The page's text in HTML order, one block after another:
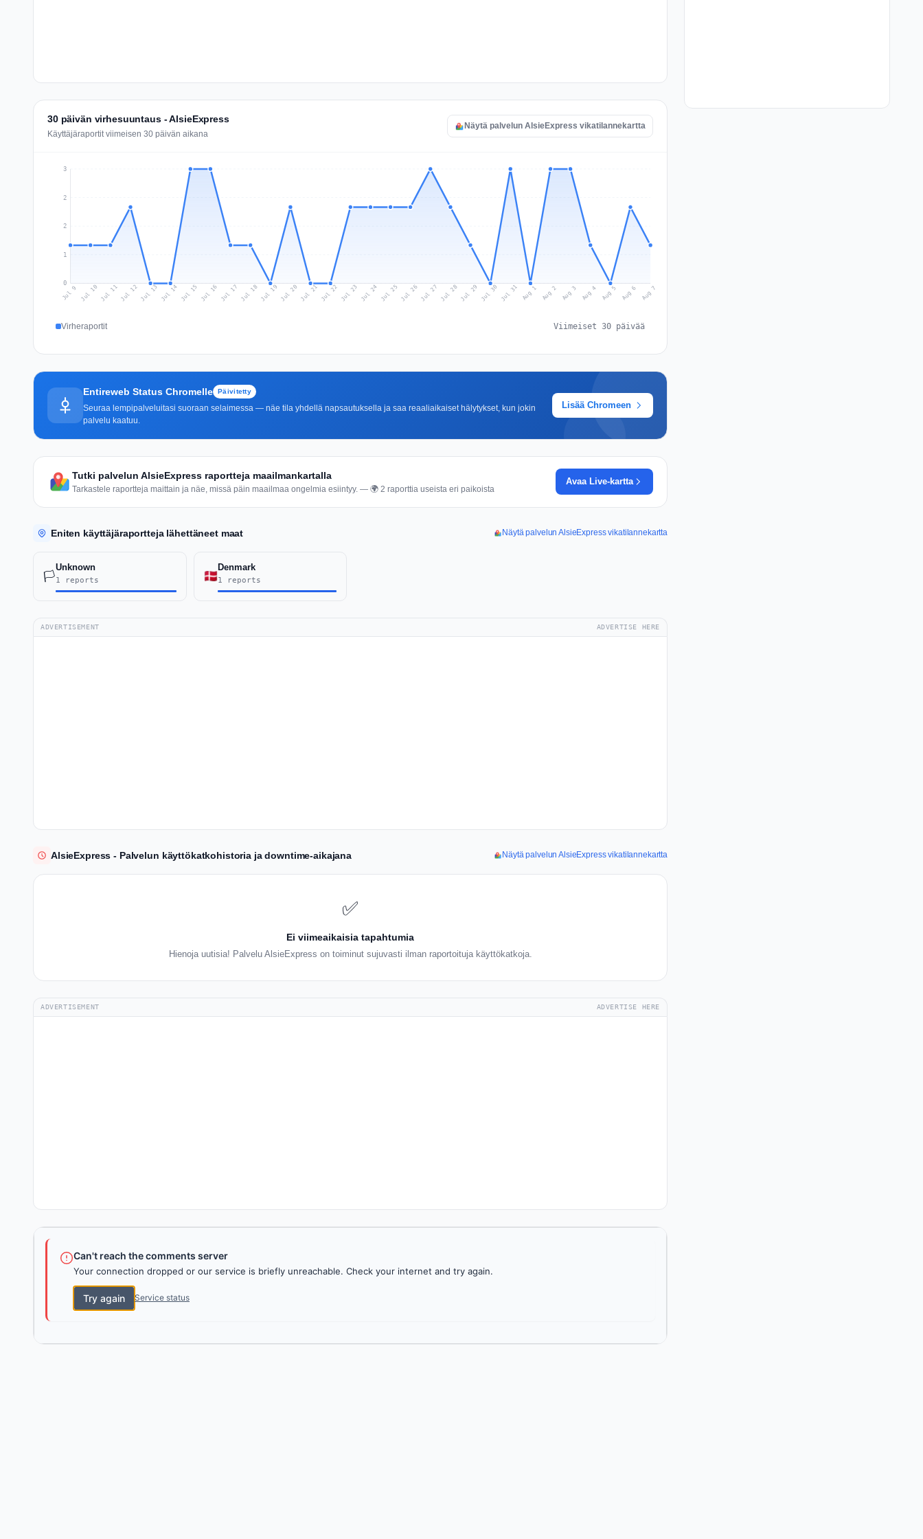
30 päivän virhesuuntaus - AlsieExpress
Käyttäjäraportit viimeisen 30 päivän aikana
Näytä palvelun AlsieExpress vikatilannekartta
0
1
2
2
3
Jul 9 Jul 10 Jul 11Jul 12Jul 13 Jul 14 Jul 15 Jul 16 Jul 17 Jul 18Jul 19 Jul 20 Jul 21 Jul 22 Jul 23 Jul 24 Jul 25 Jul 26Jul 27 Jul 28Jul 29 Jul 30 Jul 31 Aug 1 Aug 2 Aug 3 Aug 4 Aug 5 Aug 6 Aug 7
Virheraportit Viimeiset 30 päivää
Entireweb Status Chromelle Päivitetty
Seuraa lempipalveluitasi suoraan selaimessa — näe tila yhdellä napsautuksella ja saa reaaliaikaiset hälytykset, kun jokin
palvelu kaatuu.
Lisää Chromeen
Tutki palvelun AlsieExpress raportteja maailmankartalla
Tarkastele raportteja maittain ja näe, missä päin maailmaa ongelmia esiintyy. — 🌍 2 raporttia useista eri paikoista
Avaa Live-kartta
Eniten käyttäjäraportteja lähettäneet maat Näytä palvelun AlsieExpress vikatilannekartta
🏳️
Unknown
1 reports
Denmark
1 reports
ADVERTISEMENT ADVERTISE HERE
AlsieExpress - Palvelun käyttökatkohistoria ja downtime-aikajana Näytä palvelun AlsieExpress vikatilannekartta
✅
Ei viimeaikaisia tapahtumia
Hienoja uutisia! Palvelu AlsieExpress on toiminut sujuvasti ilman raportoituja käyttökatkoja.
ADVERTISEMENT ADVERTISE HERE
Can't reach the comments server
Your connection dropped or our service is briefly unreachable. Check your internet and try again.
Try again Service status